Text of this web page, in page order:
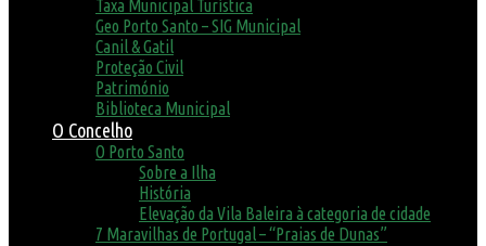
Taxa Municipal Turística
Geo Porto Santo – SIG Municipal
Canil & Gatil
Proteção Civil
Património
Biblioteca Municipal
O Concelho
O Porto Santo
Sobre a Ilha
História
Elevação da Vila Baleira à categoria de cidade
7 Maravilhas de Portugal – “Praias de Dunas”